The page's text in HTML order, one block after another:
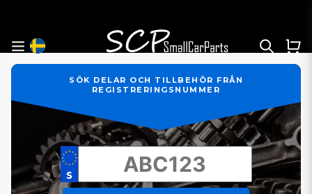
SÖK DELAR OCH TILLBEHÖR FRÅN
REGISTRERINGSNUMMER